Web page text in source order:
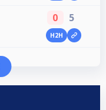
0 5
H2H